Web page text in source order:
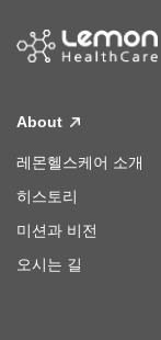
About
레몬헬스케어 소개
히스토리
미션과 비전
오시는 길